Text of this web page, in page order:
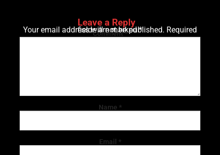
Leave a Reply
Your email address will not be published.
Required fields are marked*
Comment*
Name *
Email *